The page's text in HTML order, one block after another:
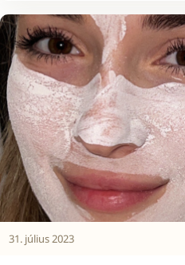
31. július 2023